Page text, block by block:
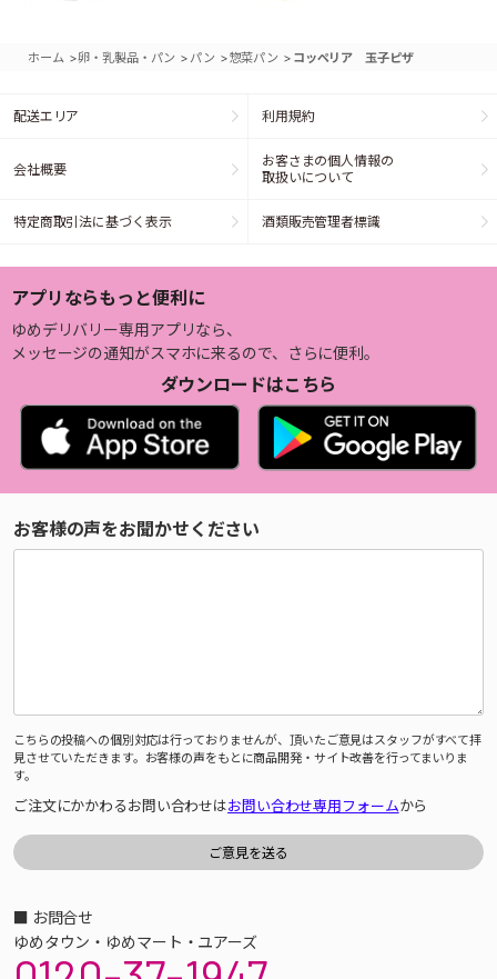
ホーム >卵・乳製品・パン > パン >惣菜パン > コッペリア 玉子ピザ
配送エリア 利用規約
会社概要
お客さまの個人情報の
取扱いについて
特定商取引法に基づく表示 酒類販売管理者標識
アプリならもっと便利に
ゆめデリバリー専用アプリなら、
メッセージの通知がスマホに来るので、さらに便利。
ダウンロードはこちら
お客様の声をお聞かせください
こちらの投稿への個別対応は行っておりませんが、頂いたご意見はスタッフがすべて拝
見させていただきます。お客様の声をもとに商品開発・サイト改善を行ってまいりま
す。
ご注文にかかわるお問い合わせはお問い合わせ専用フォームから
■ お問合せ
ゆめタウン・ゆめマート・ユアーズ